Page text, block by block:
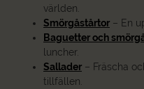
världen.
Smörgåstårtor – En
Baguetter och
luncher.
Sallader – Fräscha
tillfällen.